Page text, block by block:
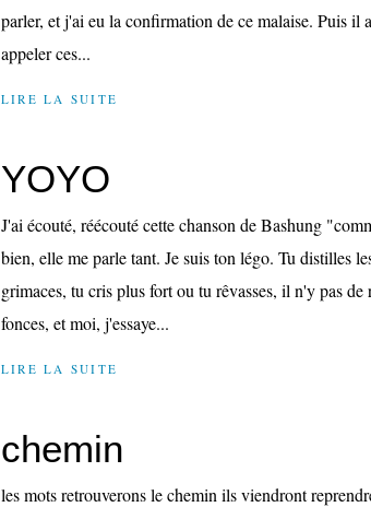
parler, et j'ai eu la confirmation de ce malaise. Puis il
appeler ces...
LIRE LA SUITE
YOYO
J'ai écouté, réécouté cette chanson de Bashung
bien, elle me parle tant. Je suis ton légo. Tu distilles
grimaces, tu cris plus fort ou tu rêvasses, il n'y pas
fonces, et moi, j'essaye...
LIRE LA SUITE
chemin
les mots retrouverons le chemin ils viendront